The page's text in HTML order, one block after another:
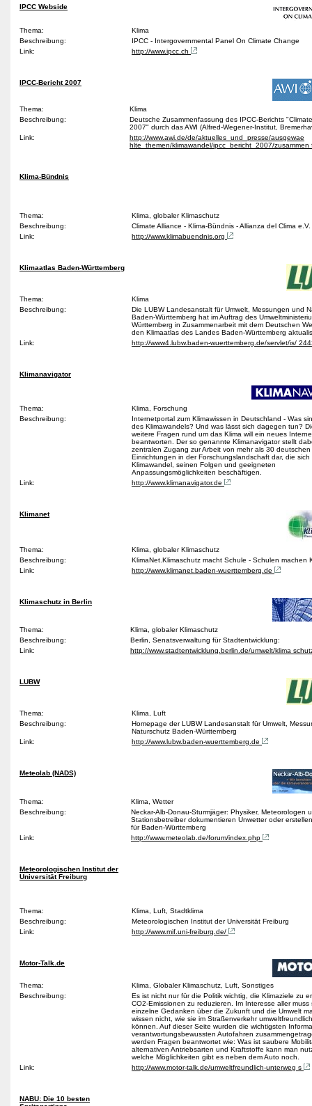
IPCC Webside
Thema:
Klima
Beschreibung:
IPCC - Intergovernmental Panel On Climate Change
Link:
http://www.ipcc.ch
IPCC-Bericht 2007
Thema:
Klima
Beschreibung:
Deutsche Zusammenfassung des IPCC-Berichts
2007" durch das AWI (Alfred-Wegener-Institut,
Link:
http://www.awi.de/de/aktuelles_und_presse/ausgewae
hlte_themen/klimawandel/ipcc_bericht_2007/
Klima-Bündnis
Thema:
Klima, globaler Klimaschutz
Beschreibung:
Climate Alliance - Klima-Bündnis - Allianza del Clima e.V.
Link:
http://www.klimabuendnis.org
Klimaatlas Baden-Württemberg
Thema:
Klima
Beschreibung:
Die LUBW Landesanstalt für Umwelt, Messungen und
Baden-Württemberg hat im Auftrag des
Württemberg in Zusammenarbeit mit dem Deutschen
den Klimaatlas des Landes Baden-Württemberg
Link:
http://www4.lubw.baden-wuerttemberg.de/servlet/is/
Klimanavigator
Thema:
Klima, Forschung
Beschreibung:
Internetportal zum Klimawissen in Deutschland - Was
des Klimawandels? Und was lässt sich dagegen tun?
weitere Fragen rund um das Klima will ein neues
beantworten. Der so genannte Klimanavigator stellt
zentralen Zugang zur Arbeit von mehr als 30 deutschen
Einrichtungen in der Forschungslandschaft dar, die sich
Klimawandel, seinen Folgen und geeigneten
Anpassungsmöglichkeiten beschäftigen.
Link:
http://www.klimanavigator.de
Klimanet
Thema:
Klima, globaler Klimaschutz
Beschreibung:
KlimaNet.Klimaschutz macht Schule - Schulen machen
Link:
http://www.klimanet.baden-wuerttemberg.de
Klimaschutz in Berlin
Thema:
Klima, globaler Klimaschutz
Beschreibung:
Berlin, Senatsverwaltung für Stadtentwicklung:
Link:
http://www.stadtentwicklung.berlin.de/umwelt/klima
LUBW
Thema:
Klima, Luft
Beschreibung:
Homepage der LUBW Landesanstalt für Umwelt,
Naturschutz Baden-Württemberg
Link:
http://www.lubw.baden-wuerttemberg.de
Meteolab (NADS)
Thema:
Klima, Wetter
Beschreibung:
Neckar-Alb-Donau-Sturmjäger: Physiker, Meteorologen
Stationsbetreiber dokumentieren Unwetter oder
für Baden-Württemberg
Link:
http://www.meteolab.de/forum/index.php
Meteorologischen Institut der
Universität Freiburg
Thema:
Klima, Luft, Stadtklima
Beschreibung:
Meteorologischen Institut der Universität Freiburg
Link:
http://www.mif.uni-freiburg.de/
Motor-Talk.de
Thema:
Klima, Globaler Klimaschutz, Luft, Sonstiges
Beschreibung:
Es ist nicht nur für die Politik wichtig, die Klimaziele zu
CO2-Emissionen zu reduzieren. Im Interesse aller muss
einzelne Gedanken über die Zukunft und die Umwelt
wissen nicht, wie sie im Straßenverkehr
können. Auf dieser Seite wurden die wichtigsten
verantwortungsbewussten Autofahren
werden Fragen beantwortet wie: Was ist saubere
alternativen Antriebsarten und Kraftstoffe kann man
welche Möglichkeiten gibt es neben dem Auto noch.
Link:
http://www.motor-talk.de/umweltfreundlich-unterweg s
NABU: Die 10 besten